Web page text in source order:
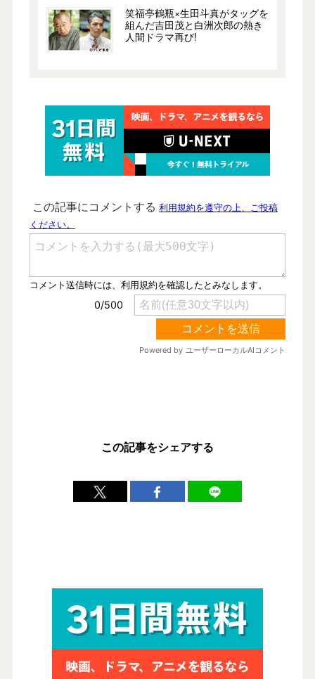
笑福亭鶴瓶×生田斗真がタッグを
組んだ吉田茂と白洲次郎の熱き
人間ドラマ再び!
この記事をシェアする